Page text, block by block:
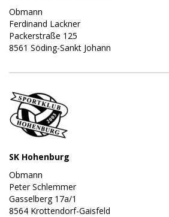
Obmann
Ferdinand Lackner
Packerstraße 125
8561 Söding-Sankt Johann
SK Hohenburg
Obmann
Peter Schlemmer
Gasselberg 17a/1
8564 Krottendorf-Gaisfeld